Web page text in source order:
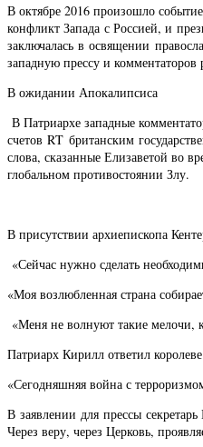
В октябре 2016 произошло
конфликт Запада с Россией, и
заключалась в освящении
западную прессу и комментаторов
В ожидании Апокалипсиса
В Патриархе западные
счетов RT британским
слова, сказанные Елизаветой во
глобальном противостоянии Злу.
В присутствии архиепископа
«Сейчас нужно сделать
«Моя возлюбленная страна
«Меня не волнуют такие мелочи,
Патриарх Кирилл ответил
«Сегодняшняя война с
В заявлении для прессы
Через веру, через Церковь,